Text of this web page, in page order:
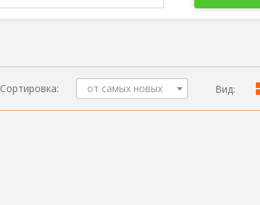
Сортировка: от самых новых Вид: